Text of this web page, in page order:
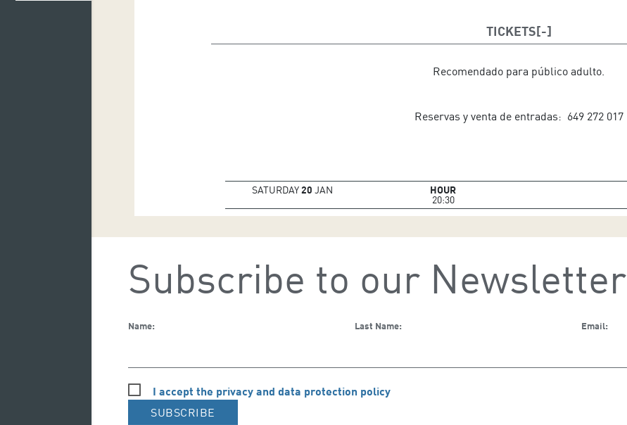
TICKETS
Recomendado para público adulto.
Reservas y venta de entradas: 649 272 017
SATURDAY20 JAN
HOUR
20:30
Subscribe to our Newsletter
Name: Last Name: Email:
I accept the privacy and data protection policy
SUBSCRIBE